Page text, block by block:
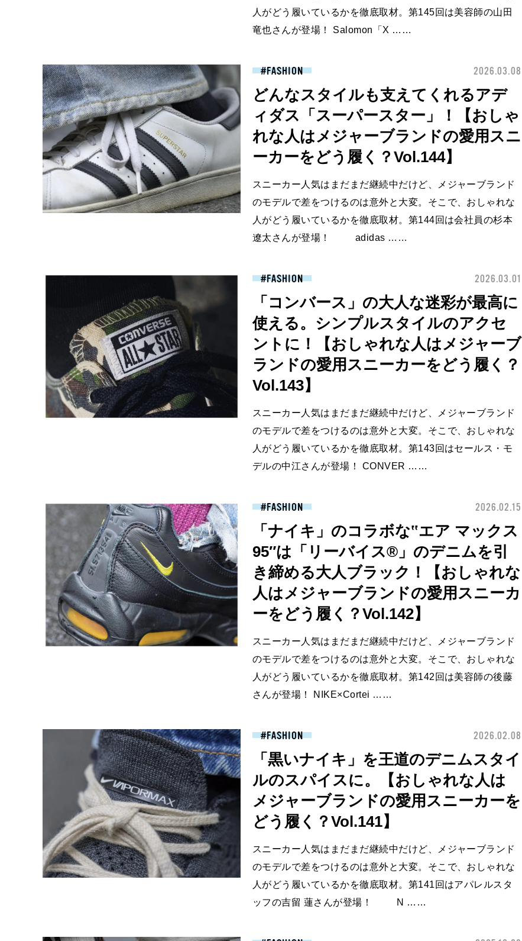
人がどう履いているかを徹底取材。第145回は美容師の山田
竜也さんが登場！ Salomon「X ……
FASHION 2026.03.08
どんなスタイルも支えてくれるアデ
ィダス「スーパースター」！【おしゃ
れな人はメジャーブランドの愛用スニ
ーカーをどう履く？Vol.144】
スニーカー人気はまだまだ継続中だけど、メジャーブランド
のモデルで差をつけるのは意外と大変。そこで、おしゃれな
人がどう履いているかを徹底取材。第144回は会社員の杉本
遼太さんが登場！ adidas ……
FASHION 2026.03.01
「コンバース」の大人な迷彩が最高に
使える。シンプルスタイルのアクセ
ントに！【おしゃれな人はメジャーブ
ランドの愛用スニーカーをどう履く？
Vol.143】
スニーカー人気はまだまだ継続中だけど、メジャーブランド
のモデルで差をつけるのは意外と大変。そこで、おしゃれな
人がどう履いているかを徹底取材。第143回はセールス・モ
デルの中江さんが登場！ CONVER ……
FASHION 2026.02.15
「ナイキ」のコラボな‟エア マックス
95″は「リーバイス®」のデニムを引
き締める大人ブラック！【おしゃれな
人はメジャーブランドの愛用スニーカ
ーをどう履く？Vol.142】
スニーカー人気はまだまだ継続中だけど、メジャーブランド
のモデルで差をつけるのは意外と大変。そこで、おしゃれな
人がどう履いているかを徹底取材。第142回は美容師の後藤
さんが登場！ NIKE×Cortei ……
FASHION 2026.02.08
「黒いナイキ」を王道のデニムスタイ
ルのスパイスに。【おしゃれな人は
メジャーブランドの愛用スニーカーを
どう履く？Vol.141】
スニーカー人気はまだまだ継続中だけど、メジャーブランド
のモデルで差をつけるのは意外と大変。そこで、おしゃれな
人がどう履いているかを徹底取材。第141回はアパレルスタ
ッフの吉留 蓮さんが登場！ N ……